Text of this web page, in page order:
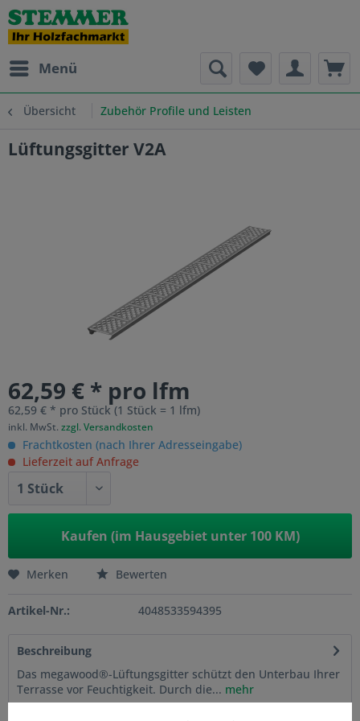
Menü
Übersicht Zubehör Profile und Leisten
Lüftungsgitter V2A
62,59 € * pro lfm
62,59 € * pro Stück (1 Stück = 1 lfm)
inkl. MwSt. zzgl. Versandkosten
Frachtkosten (nach Ihrer Adresseingabe)
Lieferzeit auf Anfrage
Kaufen (im Hausgebiet unter 100 KM)
Merken Bewerten
Artikel-Nr.: 4048533594395
Beschreibung
Das megawood®-Lüftungsgitter schützt den Unterbau Ihrer
Terrasse vor Feuchtigkeit. Durch die... mehr